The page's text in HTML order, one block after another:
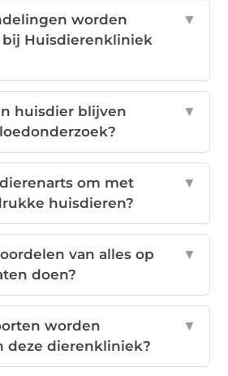
worden
Huisdierenkliniek
▼
huisdier blijven
▼
om met
huisdieren?
▼
van alles op
doen?
▼
worden
deze dierenkliniek?
▼